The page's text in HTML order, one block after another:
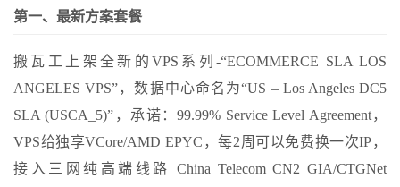
第一、最新方案套餐
搬瓦工上架全新的VPS系列-“ECOMMERCE SLA LOS
ANGELES VPS”，数据中心命名为“US – Los Angeles DC5
SLA (USCA_5)”，承诺：99.99% Service Level Agreement，
VPS给独享VCore/AMD EPYC，每2周可以免费换一次IP，
接入三网纯高端线路 China Telecom CN2 GIA/CTGNet